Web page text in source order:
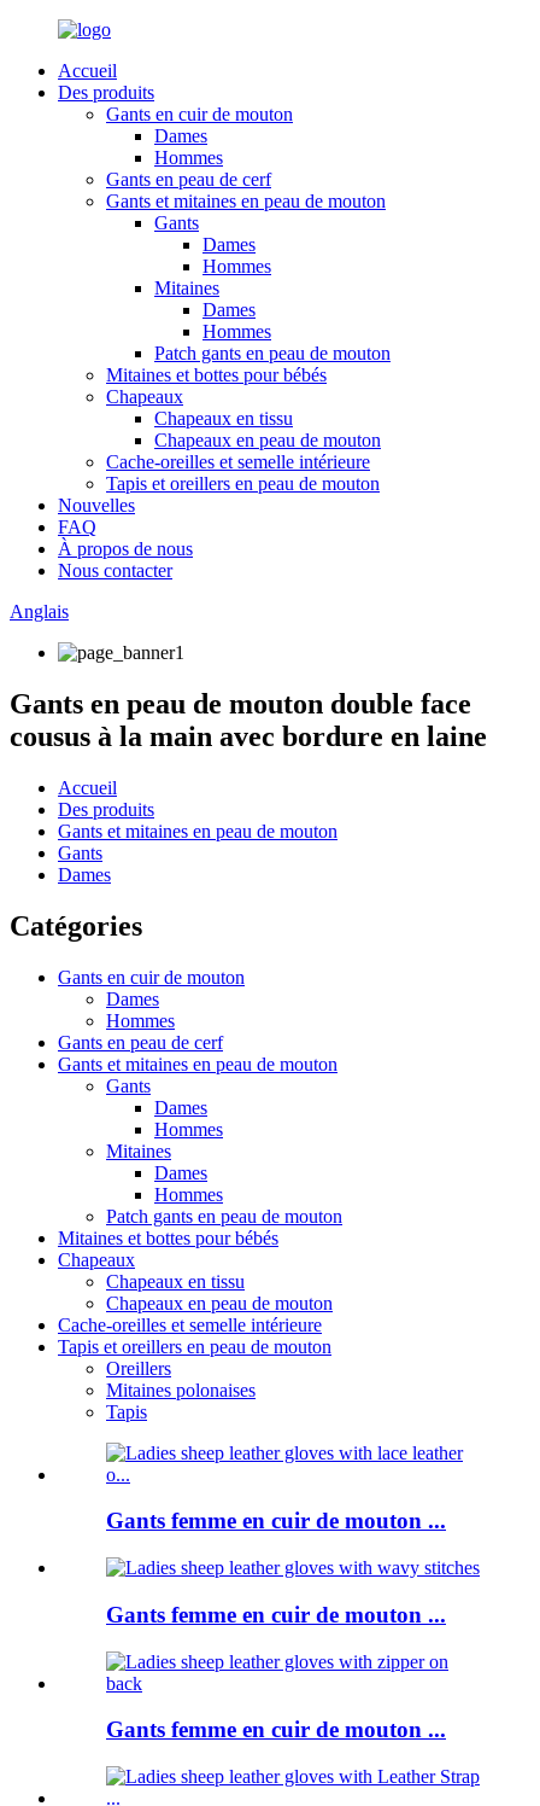
Accueil
Des produits
Gants en cuir de mouton
Dames
Hommes
Gants en peau de cerf
Gants et mitaines en peau de mouton
Gants
Dames
Hommes
Mitaines
Dames
Hommes
Patch gants en peau de mouton
Mitaines et bottes pour bébés
Chapeaux
Chapeaux en tissu
Chapeaux en peau de mouton
Cache-oreilles et semelle intérieure
Tapis et oreillers en peau de mouton
Nouvelles
FAQ
À propos de nous
Nous contacter
Anglais
Gants en peau de mouton double face
cousus à la main avec bordure en laine
Accueil
Des produits
Gants et mitaines en peau de mouton
Gants
Dames
Catégories
Gants en cuir de mouton
Dames
Hommes
Gants en peau de cerf
Gants et mitaines en peau de mouton
Gants
Dames
Hommes
Mitaines
Dames
Hommes
Patch gants en peau de mouton
Mitaines et bottes pour bébés
Chapeaux
Chapeaux en tissu
Chapeaux en peau de mouton
Cache-oreilles et semelle intérieure
Tapis et oreillers en peau de mouton
Oreillers
Mitaines polonaises
Tapis
Gants femme en cuir de mouton ...
Gants femme en cuir de mouton ...
Gants femme en cuir de mouton ...